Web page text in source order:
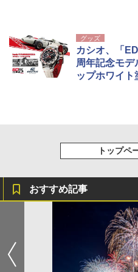
グッズ
カシオ、「
周年記念モ
ップホワイト
トップペ
おすすめ記事